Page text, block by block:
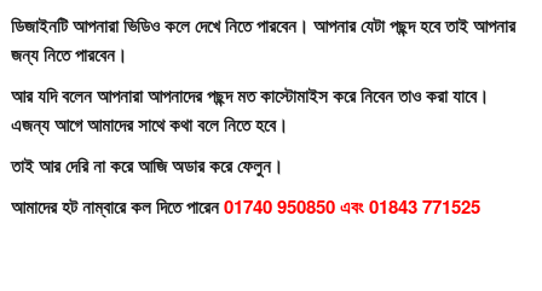
ডিজাইনটি আপনারা ভিডিও কলে দেখে নিতে পারবেন। আপনার যেটা পছন্দ হবে তাই আপনার
জন্য নিতে পারবেন।
আর যদি বলেন আপনারা আপনাদের পছন্দ মত কাস্টোমাইস করে নিবেন তাও করা যাবে।
এজন্য আগে আমাদের সাথে কথা বলে নিতে হবে।
তাই আর দেরি না করে আজি অডার করে ফেলুন।
আমাদের হট নাম্বারে কল দিতে পারেন01740 950850 এবং 01843 771525